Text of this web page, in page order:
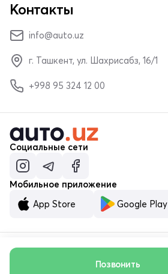
Позвонить
Контакты
info@auto.uz
г. Ташкент, ул. Шахрисабз, 16/1
+998 95 324 12 00
Социальные сети
Мобильное приложение
App Store
Google Play
© ООО «MALUMOTNOMA» 2023–2026